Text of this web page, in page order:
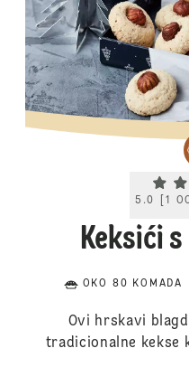
5.0 [1
Keksići
OKO 80 KOMADA
Ovi hrskavi
tradicionalne kekse